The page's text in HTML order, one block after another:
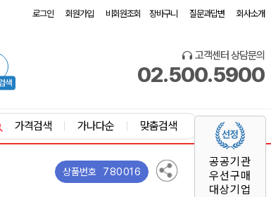
로그인 회원가입 비회원조회 장바구니 질문과답변 회사소개
색
고객센터 상담문의
02.500.5900
공공기관
우선구매
대상기업
가격검색 가나다순 맞춤검색
상품번호 780016